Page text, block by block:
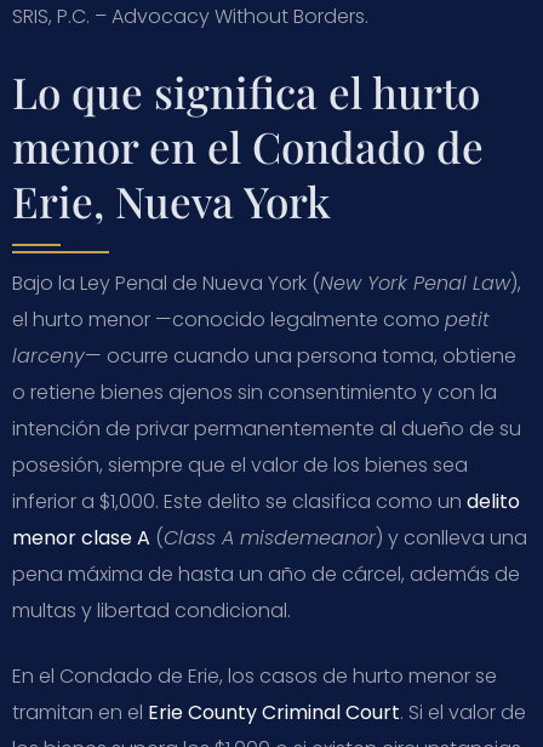
SRIS, P.C. – Advocacy Without Borders.
Lo que significa el hurto
menor en el Condado de
Erie, Nueva York
Bajo la Ley Penal de Nueva York (New York Penal Law),
el hurto menor —conocido legalmente como petit
larceny— ocurre cuando una persona toma, obtiene
o retiene bienes ajenos sin consentimiento y con la
intención de privar permanentemente al dueño de su
posesión, siempre que el valor de los bienes sea
inferior a $1,000. Este delito se clasifica como un delito
menor clase A (Class A misdemeanor) y conlleva una
pena máxima de hasta un año de cárcel, además de
multas y libertad condicional.
En el Condado de Erie, los casos de hurto menor se
tramitan en el Erie County Criminal Court. Si el valor de